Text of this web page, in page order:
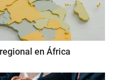
en África